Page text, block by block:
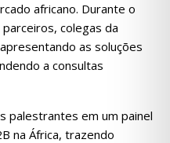
africano. Durante o
colegas da
as soluções
a consultas
palestrantes em um painel
na África, trazendo